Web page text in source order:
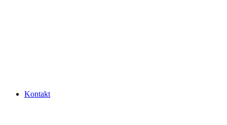
Kontakt